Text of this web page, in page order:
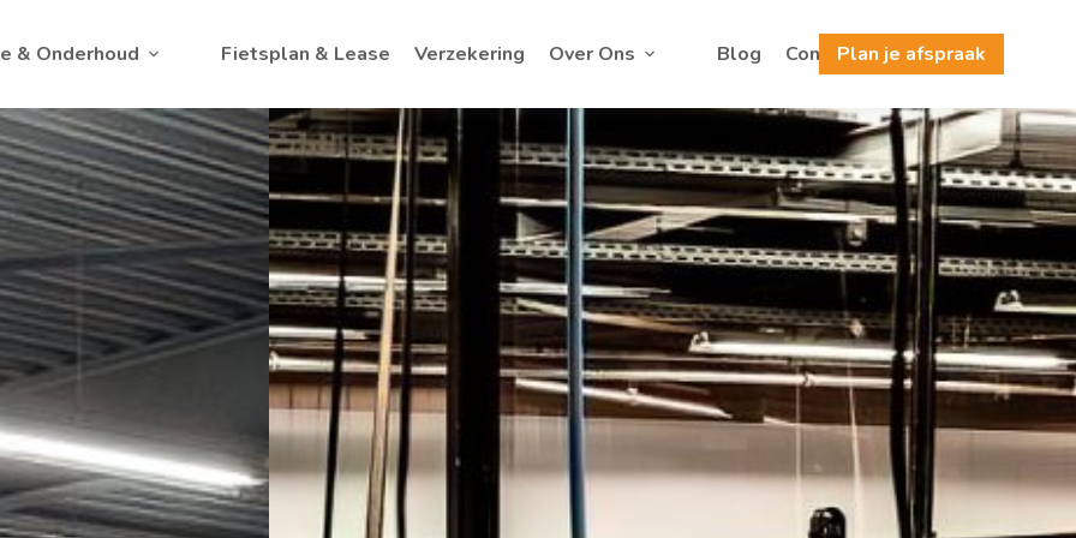
& Onderhoud Fietsplan & Lease Verzekering Over Ons Blog ContactPlan je afspraak